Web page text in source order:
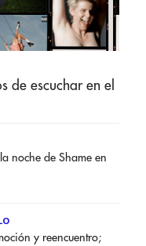
de escuchar en el
noche de Shame en
y reencuentro;